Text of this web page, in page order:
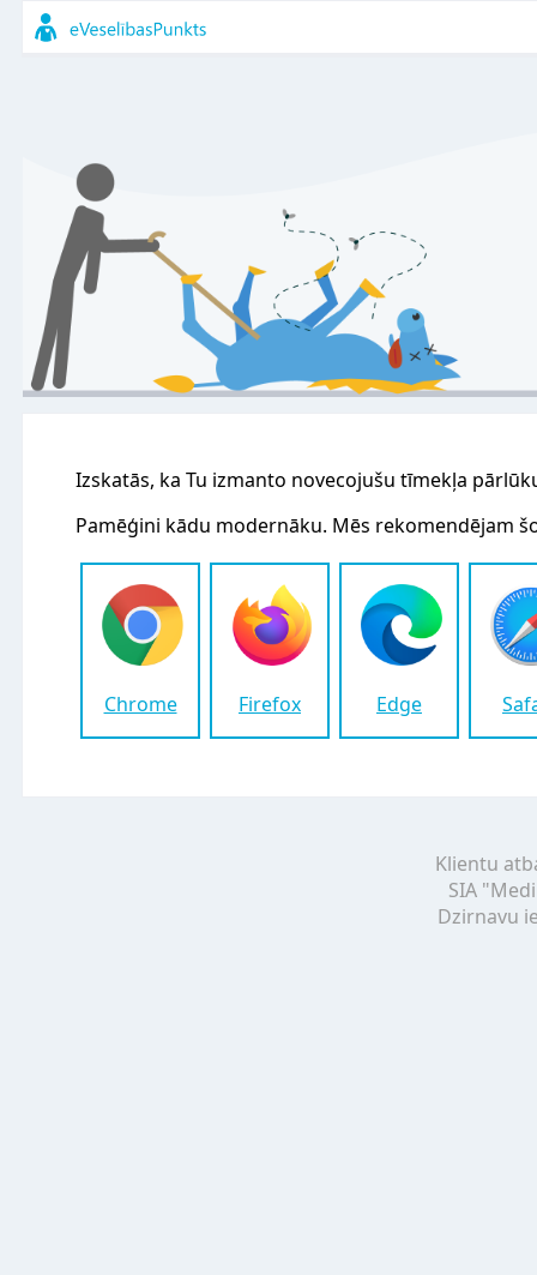
Izskatās, ka Tu izmanto novecojušu tīmekļa
Pamēģini kādu modernāku. Mēs rekomendējam
Chrome Firefox Edge
Klientu
SIA
Dzirnavu